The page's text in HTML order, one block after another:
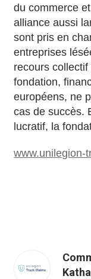
du commerce
alliance aussi
sont pris en
entreprises
recours
fondation,
européens, ne
cas de succès.
lucratif, la
www.unilegion-